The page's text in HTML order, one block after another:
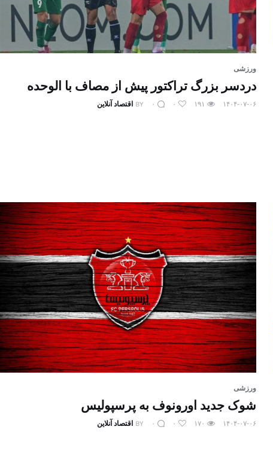
ورزشی
دردسر بزرگ تراکتور پیش از مصاف با الوحده
۱۴۰۴-۰۷-۰۶ ۱۹۱ ۰ ۰ BY اقتصاد آنلاین
ورزشی
شوک جدید اورونوف به پرسپولیس
۱۴۰۴-۰۷-۰۶ ۱۷۰ ۰ ۰ BY اقتصاد آنلاین